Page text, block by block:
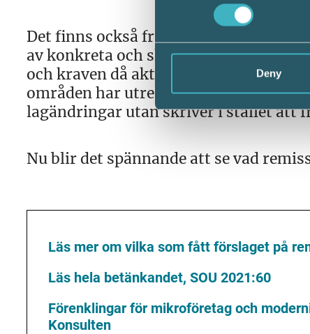
Deny
Det finns också frågor där Srf
av konkreta och skarpa förslag. Det
och kraven då aktiebolagen är
områden har utredningen av olika
lagändringar utan skriver i stället att
Nu blir det spännande att se vad
Läs mer om vilka som fått förslaget på
Läs hela betänkandet, SOU 2021:60
Förenklingar för mikroföretag och
Konsulten